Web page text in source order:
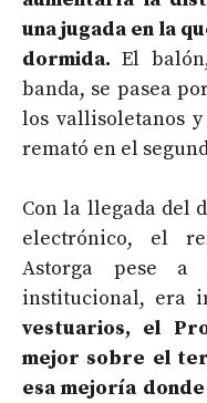
una jugada en la
dormida. El
banda, se pasea
los vallisoletanos
remató en el
Con la llegada del
electrónico, el
Astorga pese a
institucional, era
vestuarios, el
mejor sobre el
esa mejoría